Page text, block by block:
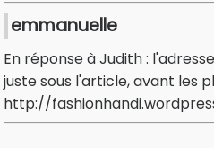
emmanuelle
En réponse à Judith :
juste sous l'article, avant les
http://